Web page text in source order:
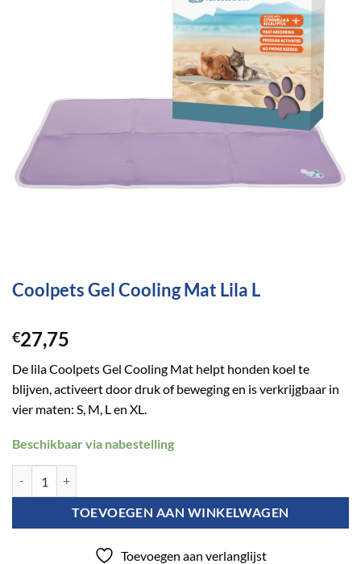
Coolpets Gel Cooling Mat Lila L
€27,75
De lila Coolpets Gel Cooling Mat helpt honden koel te
blijven, activeert door druk of beweging en is verkrijgbaar in
vier maten: S, M, L en XL.
Beschikbaar via nabestelling
TOEVOEGEN AAN WINKELWAGEN
Toevoegen aan verlanglijst